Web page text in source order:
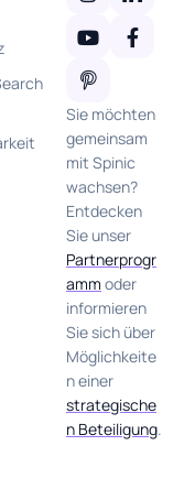
Sie möchten
gemeinsam
mit Spinic
wachsen?
Entdecken
Sie unser
Partnerprogr
amm oder
informieren
Sie sich über
Möglichkeite
n einer
strategische
n Beteiligung.